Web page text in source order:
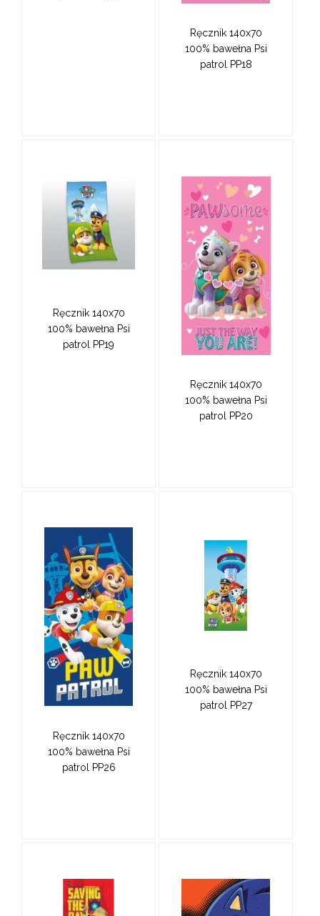
Ręcznik 140x70
100% bawełna Psi
patrol PP18
Ręcznik 140x70
100% bawełna Psi
patrol PP19
Ręcznik 140x70
100% bawełna Psi
patrol PP20
Ręcznik 140x70
100% bawełna Psi
patrol PP26
Ręcznik 140x70
100% bawełna Psi
patrol PP27